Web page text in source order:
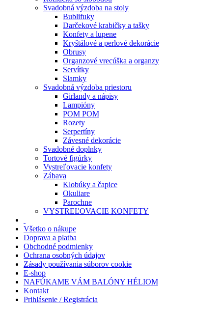
Svadobná výzdoba na stoly
Bublifuky
Darčekové krabičky a tašky
Konfety a lupene
Kryštálové a perlové dekorácie
Obrusy
Organzové vrecúška a organzy
Servítky
Slamky
Svadobná výzdoba priestoru
Girlandy a nápisy
Lampióny
POM POM
Rozety
Serpertíny
Závesné dekorácie
Svadobné doplnky
Tortové figúrky
Vystreľovacie konfety
Zábava
Klobúky a čapice
Okuliare
Parochne
VYSTREĽOVACIE KONFETY
Všetko o nákupe
Doprava a platba
Obchodné podmienky
Ochrana osobných údajov
Zásady používania súborov cookie
E-shop
NAFÚKAME VÁM BALÓNY HÉLIOM
Kontakt
Prihlásenie / Registrácia